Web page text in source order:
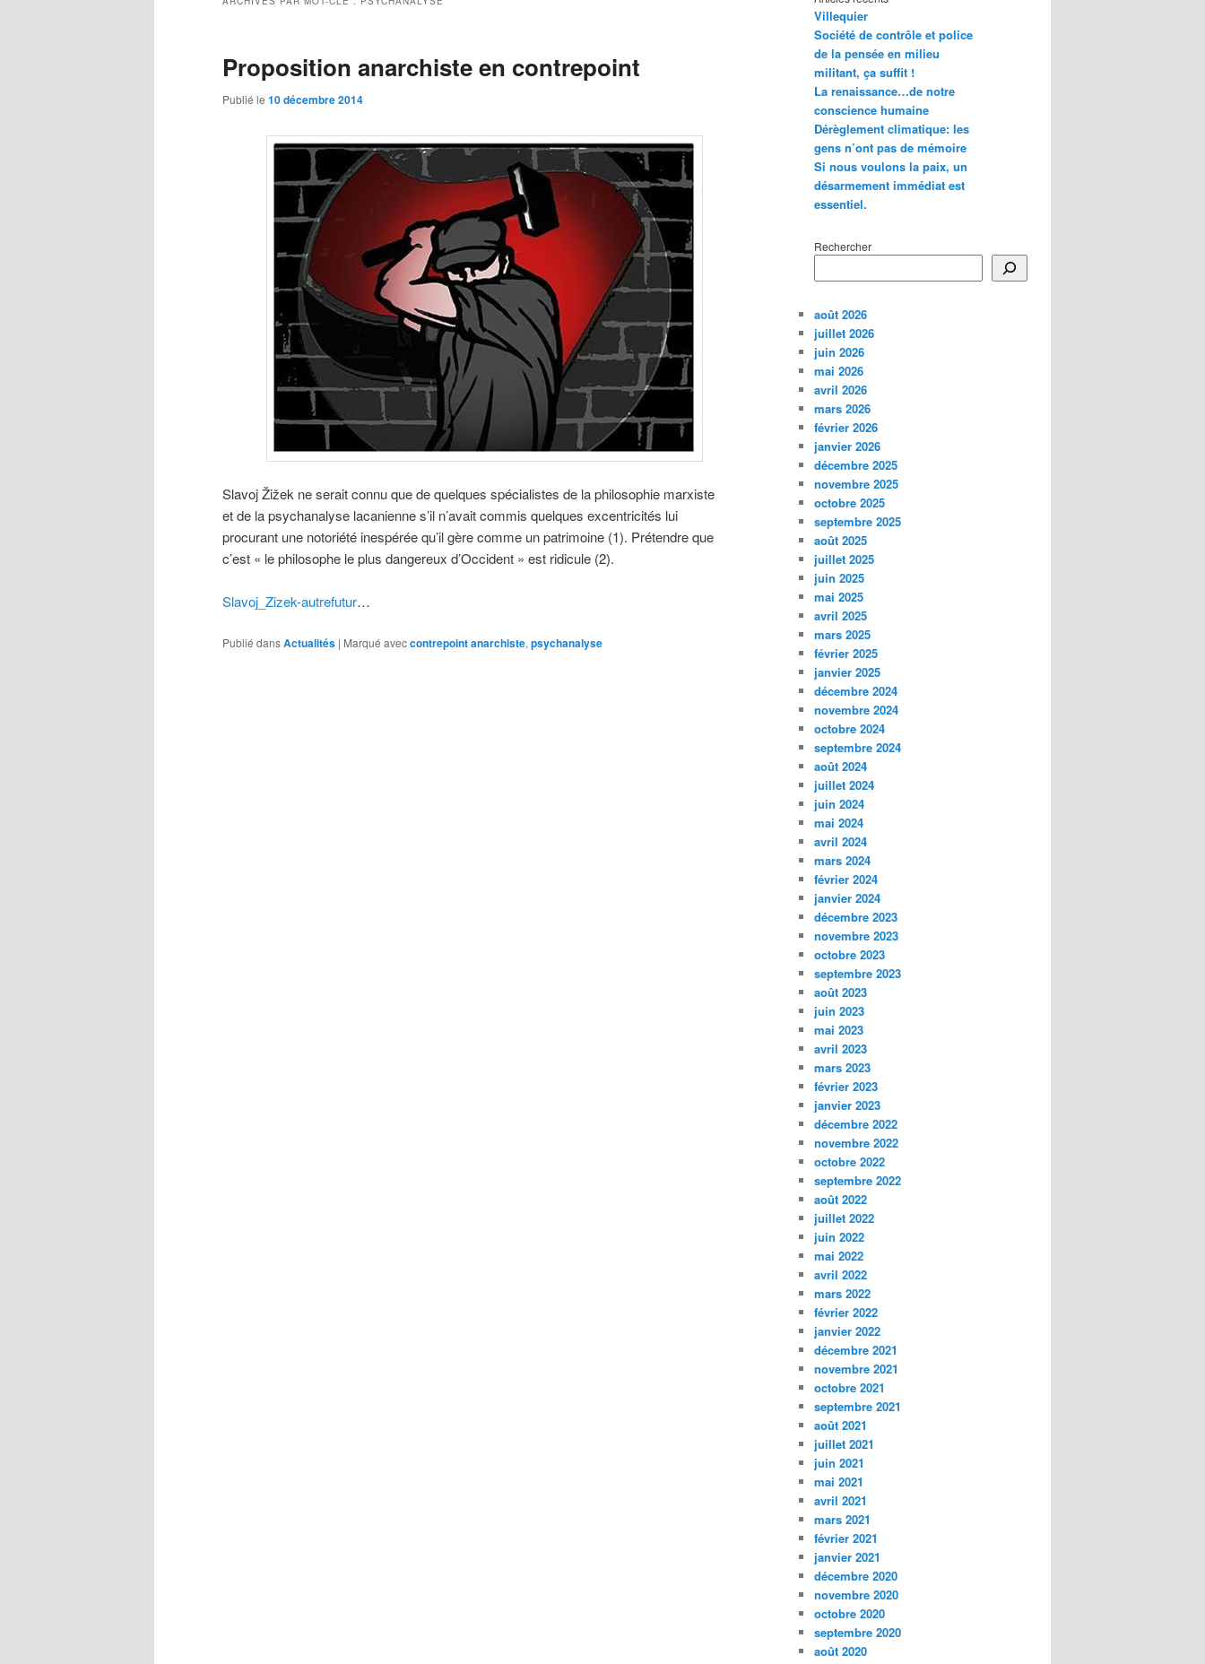
Proposition anarchiste en contrepoint
Publié le 10 décembre 2014
Slavoj Žižek ne serait connu que de quelques spécialistes de la philosophie marxiste
et de la psychanalyse lacanienne s’il n’avait commis quelques excentricités lui
procurant une notoriété inespérée qu’il gère comme un patrimoine (1). Prétendre que
c’est « le philosophe le plus dangereux d’Occident » est ridicule (2).
Slavoj_Zizek-autrefutur…
Publié dansActualités | Marqué aveccontrepoint anarchiste, psychanalyse
Villequier
Société de contrôle et police
de la pensée en milieu
militant, ça suffit !
La renaissance…de notre
conscience humaine
Dérèglement climatique: les
gens n’ont pas de mémoire
Si nous voulons la paix, un
désarmement immédiat est
essentiel.
Rechercher
août 2026
juillet 2026
juin 2026
mai 2026
avril 2026
mars 2026
février 2026
janvier 2026
décembre 2025
novembre 2025
octobre 2025
septembre 2025
août 2025
juillet 2025
juin 2025
mai 2025
avril 2025
mars 2025
février 2025
janvier 2025
décembre 2024
novembre 2024
octobre 2024
septembre 2024
août 2024
juillet 2024
juin 2024
mai 2024
avril 2024
mars 2024
février 2024
janvier 2024
décembre 2023
novembre 2023
octobre 2023
septembre 2023
août 2023
juin 2023
mai 2023
avril 2023
mars 2023
février 2023
janvier 2023
décembre 2022
novembre 2022
octobre 2022
septembre 2022
août 2022
juillet 2022
juin 2022
mai 2022
avril 2022
mars 2022
février 2022
janvier 2022
décembre 2021
novembre 2021
octobre 2021
septembre 2021
août 2021
juillet 2021
juin 2021
mai 2021
avril 2021
mars 2021
février 2021
janvier 2021
décembre 2020
novembre 2020
octobre 2020
septembre 2020
août 2020